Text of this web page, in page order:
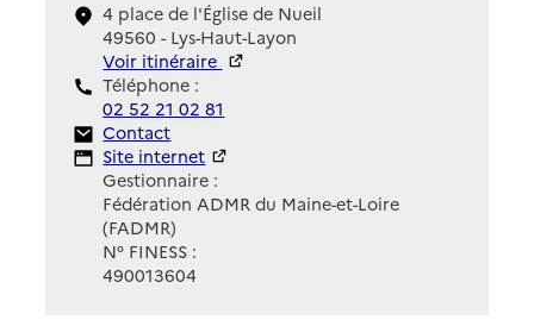
4 place de l'Église de Nueil
49560 - Lys-Haut-Layon
Voir itinéraire
Téléphone :
02 52 21 02 81
Contact
Contact
Site Internet
Site internet
Gestionnaire :
Fédération ADMR du Maine-et-Loire
(FADMR)
N° FINESS :
490013604